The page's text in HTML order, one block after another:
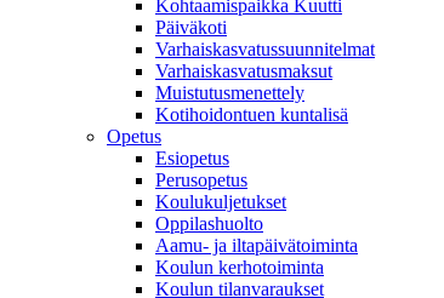
Kohtaamispaikka Kuutti
Päiväkoti
Varhaiskasvatussuunnitelmat
Varhaiskasvatusmaksut
Muistutusmenettely
Kotihoidontuen kuntalisä
Opetus
Esiopetus
Perusopetus
Koulukuljetukset
Oppilashuolto
Aamu- ja iltapäivätoiminta
Koulun kerhotoiminta
Koulun tilanvaraukset